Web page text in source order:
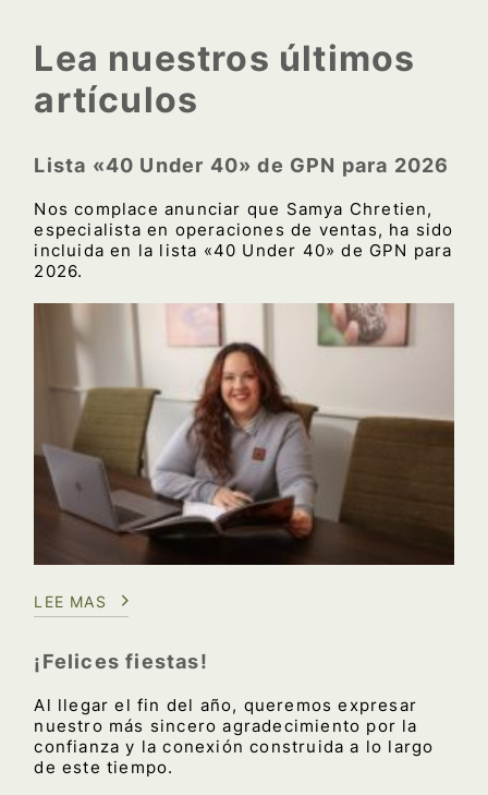
Lea nuestros últimos
artículos
Lista «40 Under 40» de GPN para 2026
Nos complace anunciar que Samya Chretien,
especialista en operaciones de ventas, ha sido
incluida en la lista «40 Under 40» de GPN para
2026.
LEE MAS
¡Felices fiestas!
Al llegar el fin del año, queremos expresar
nuestro más sincero agradecimiento por la
confianza y la conexión construida a lo largo
de este tiempo.